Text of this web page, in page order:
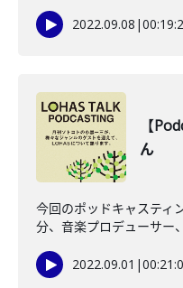
2022.09.08 |
【
ん
今回のポッドキャスティ
分、音楽プロデューサー
2022.09.01 |